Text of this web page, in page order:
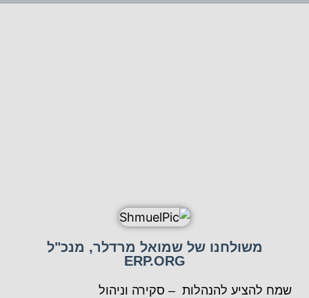
משולחנו של שמואל מרדלר, מנכ"ל
ERP.ORG
שמח להציע להנהלות – סקירה וניהול